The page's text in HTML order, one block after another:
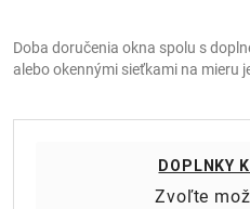
Doba doručenia okna spolu s
alebo okennými sieťkami na mieru
DOPLNKY
Zvoľte